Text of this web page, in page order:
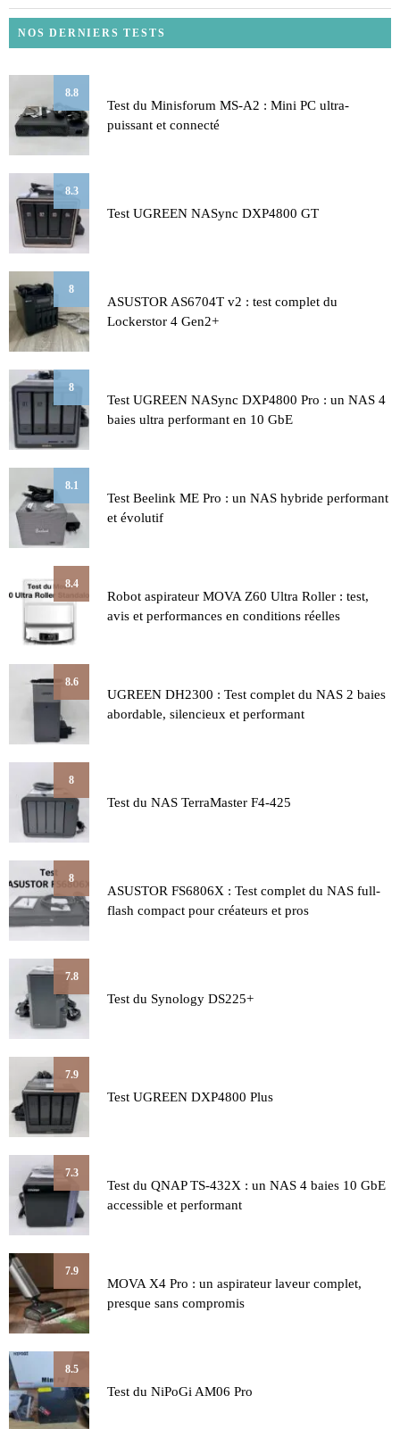
NOS DERNIERS TESTS
8.8
Test du Minisforum MS-A2 : Mini PC ultra-
puissant et connecté
8.3
Test UGREEN NASync DXP4800 GT
8
ASUSTOR AS6704T v2 : test complet du
Lockerstor 4 Gen2+
8
Test UGREEN NASync DXP4800 Pro : un NAS 4
baies ultra performant en 10 GbE
8.1
Test Beelink ME Pro : un NAS hybride performant
et évolutif
8.4
Robot aspirateur MOVA Z60 Ultra Roller : test,
avis et performances en conditions réelles
8.6
UGREEN DH2300 : Test complet du NAS 2 baies
abordable, silencieux et performant
8
Test du NAS TerraMaster F4-425
8
ASUSTOR FS6806X : Test complet du NAS full-
flash compact pour créateurs et pros
7.8
Test du Synology DS225+
7.9
Test UGREEN DXP4800 Plus
7.3
Test du QNAP TS-432X : un NAS 4 baies 10 GbE
accessible et performant
7.9
MOVA X4 Pro : un aspirateur laveur complet,
presque sans compromis
8.5
Test du NiPoGi AM06 Pro